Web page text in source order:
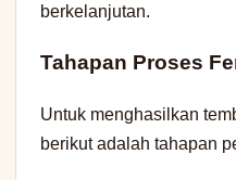
berkelanjutan.
Tahapan Proses
Untuk menghasilkan
berikut adalah tahapan